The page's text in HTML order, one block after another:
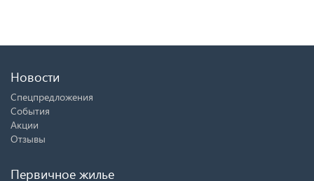
Новости
Спецпредложения
События
Акции
Отзывы
Первичное жилье